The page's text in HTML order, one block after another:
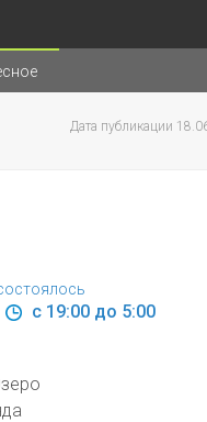
Дата публикации
c 19:00 до 5:00